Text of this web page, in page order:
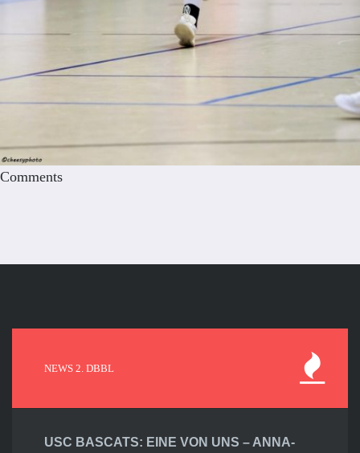
Comments
NEWS 2. DBBL
USC BASCATS: EINE VON UNS – ANNA-